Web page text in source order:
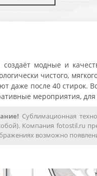
модные и
чистого,
даже после 40 стирок.
мероприятия,
Сублимационная
Компания fotostil.ru
возможно